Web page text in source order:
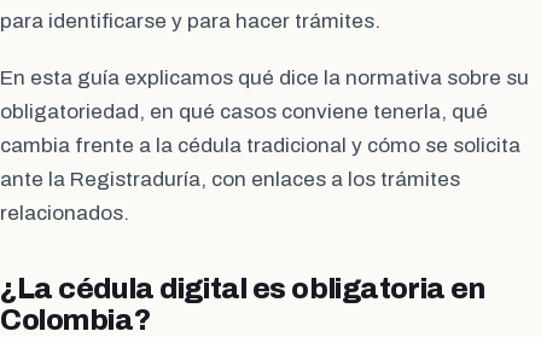
para identificarse y para hacer trámites.
En esta guía explicamos qué dice la normativa sobre su
obligatoriedad, en qué casos conviene tenerla, qué
cambia frente a la cédula tradicional y cómo se solicita
ante la Registraduría, con enlaces a los trámites
relacionados.
¿La cédula digital es obligatoria en
Colombia?